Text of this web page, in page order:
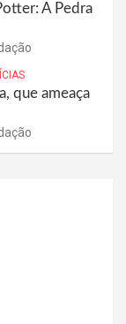
A Pedra
que ameaça